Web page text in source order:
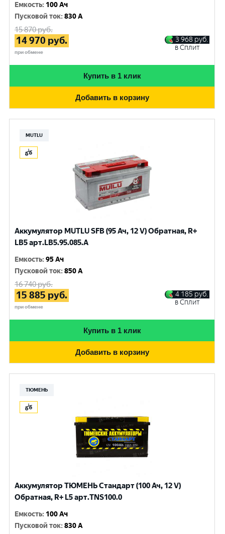
Емкость: 100 Ач
Пусковой ток:830 A
15 870руб.
14 970 руб.
при обмене
3 968 руб.
в Сплит
Купить в 1 клик
Добавить в корзину
MUTLU
Аккумулятор MUTLU SFB (95 Ач, 12 V) Обратная, R+
LB5 арт.LВ5.95.085.A
Емкость:95 Ач
Пусковой ток:850 A
16 740руб.
15 885 руб.
при обмене
4 185 руб.
в Сплит
Купить в 1 клик
Добавить в корзину
ТЮМЕНЬ
Аккумулятор ТЮМЕНЬ Стандарт (100 Ач, 12 V)
Обратная, R+ L5 арт.TNS100.0
Емкость: 100 Ач
Пусковой ток:830 A